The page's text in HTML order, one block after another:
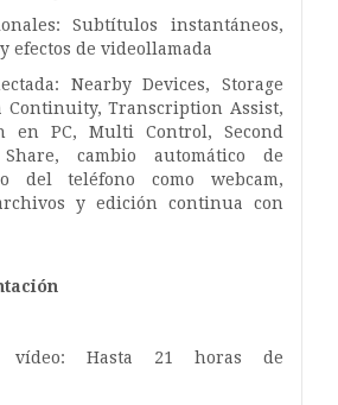
Subtítulos instantáneos,
efectos de videollamada
Nearby Devices, Storage
Continuity, Transcription Assist,
en PC, Multi Control, Second
cambio automático de
del teléfono como webcam,
y edición continua con
vídeo: Hasta 21 horas de